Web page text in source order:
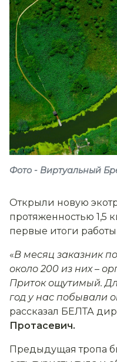
Фото - Виртуальный
Открыли новую
протяженностью 1,5
первые итоги
«В месяц заказник
около 200 из них–
Приток ощутимый.
год у нас побывали
рассказал БЕЛТА
Протасевич.
Предыдущая тропа